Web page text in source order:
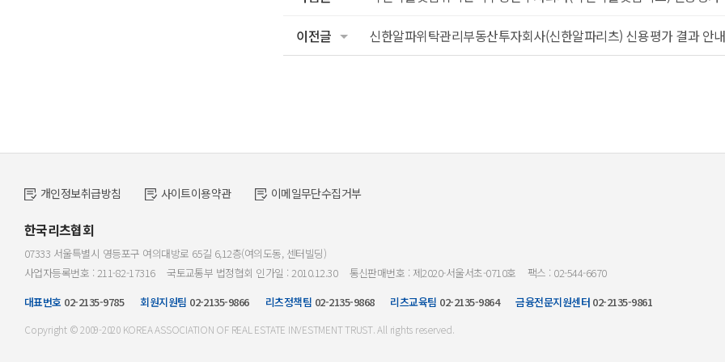
이전글 신한알파위탁관리부동산투자회사(신한알파리츠) 신용평가 결과 안내
개인정보취급방침 사이트이용약관 이메일무단수집거부
한국리츠협회
07333 서울특별시 영등포구 여의대방로 65길 6,12층(여의도동, 센터빌딩)
사업자등록번호 : 211-82-17316
국토교통부 법정협회 인가일 : 2010.12.30 통신판매번호 : 제2020-서울서초-0710호
팩스 : 02-544-6670
대표번호 02-2135-9785 회원지원팀 02-2135-9866 리츠정책팀 02-2135-9868 리츠교육팀 02-2135-9864 금융전문지원센터02-2135-9861
Copyright © 2009-2020 KOREA ASSOCIATION OF REAL ESTATE INVESTMENT TRUST. All rights reserved.